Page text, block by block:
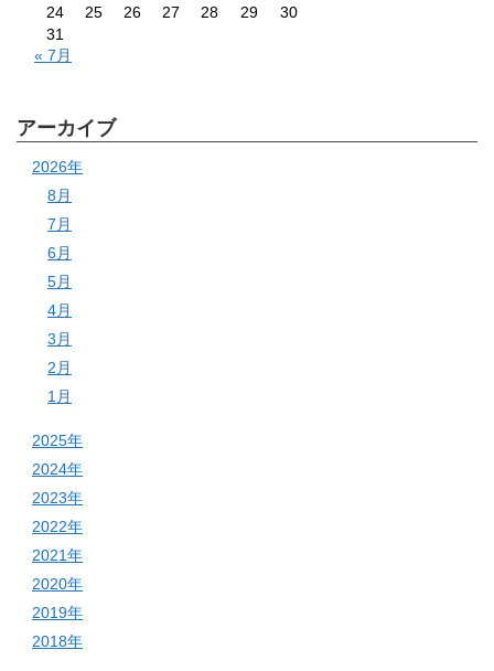
24
25 26 27 28 29
30
31
« 7月
アーカイブ
2026年
8月
7月
6月
5月
4月
3月
2月
1月
2025年
2024年
2023年
2022年
2021年
2020年
2019年
2018年